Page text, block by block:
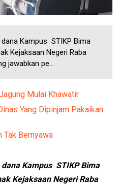
Kampus STIKP Bima
Kejaksaan Negeri Raba
jawabkan pe...
Mulai Khawatir
Yang Dipinjam Pakaikan
Tak Bernyawa
Kampus STIKP Bima
Kejaksaan Negeri Raba